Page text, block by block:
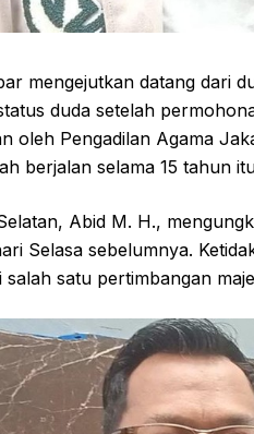
mengejutkan datang dari
duda setelah
oleh Pengadilan Agama
berjalan selama 15 tahun
Abid M. H.,
Selasa sebelumnya.
salah satu pertimbangan